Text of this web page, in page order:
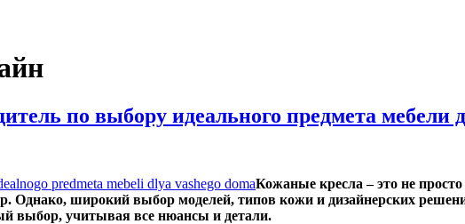
по выбору идеального предмета мебели
Кожаные кресла – это не
Однако, широкий выбор моделей, типов кожи и дизайнерских
выбор, учитывая все нюансы и детали.